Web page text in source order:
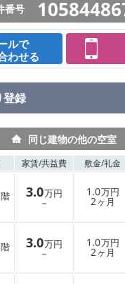
番号
ルで
わせる
登録
同じ建物の他の空室
家賃/共益費 敷金/礼金
階 3.0万円
－
1.0万円
2ヶ月
階 3.0万円
－
1.0万円
2ヶ月